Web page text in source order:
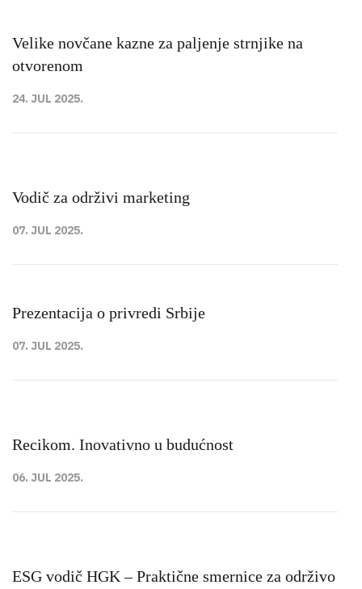
Velike novčane kazne za paljenje strnjike na
otvorenom
24. JUL 2025.
Vodič za održivi marketing
07. JUL 2025.
Prezentacija o privredi Srbije
07. JUL 2025.
Recikom. Inovativno u budućnost
06. JUL 2025.
ESG vodič HGK – Praktične smernice za održivo